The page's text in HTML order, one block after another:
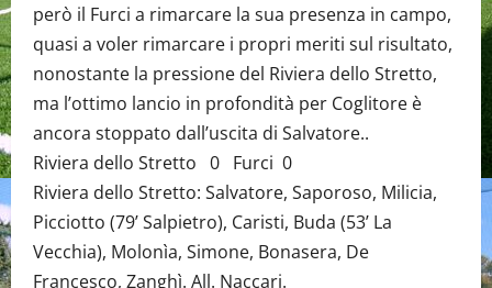
però il Furci a rimarcare la sua presenza in campo,
quasi a voler rimarcare i propri meriti sul risultato,
nonostante la pressione del Riviera dello Stretto,
ma l’ottimo lancio in profondità per Coglitore è
ancora stoppato dall’uscita di Salvatore..
Riviera dello Stretto 0 Furci 0
Riviera dello Stretto: Salvatore, Saporoso, Milicia,
Picciotto (79’ Salpietro), Caristi, Buda (53’ La
Vecchia), Molonìa, Simone, Bonasera, De
Francesco, Zanghì. All. Naccari.